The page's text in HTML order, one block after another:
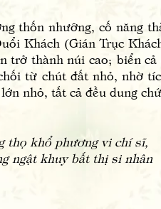
thốn nhưỡng, cố năng
Khách (Gián Trục
trở thành núi cao; biển
từ chút đất nhỏ, nhờ
nhỏ, tất cả đều dung
thọ khổ phương vi chí sĩ,
ngật khuy bất thị si nhân